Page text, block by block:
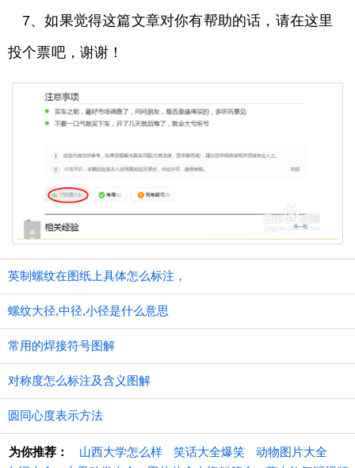
7、如果觉得这篇文章对你有帮助的话，请在这里
投个票吧，谢谢！
英制螺纹在图纸上具体怎么标注，
螺纹大径,中径,小径是什么意思
常用的焊接符号图解
对称度怎么标注及含义图解
圆同心度表示方法
为你推荐： 山西大学怎么样 笑话大全爆笑
动物图片大全